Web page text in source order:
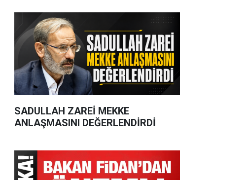
SADULLAH ZAREİ MEKKE
ANLAŞMASINI DEĞERLENDİRDİ